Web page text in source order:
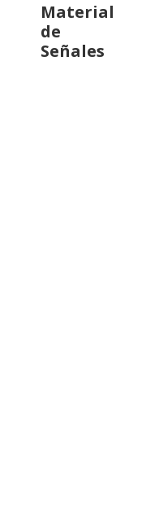
Material
de
Señales